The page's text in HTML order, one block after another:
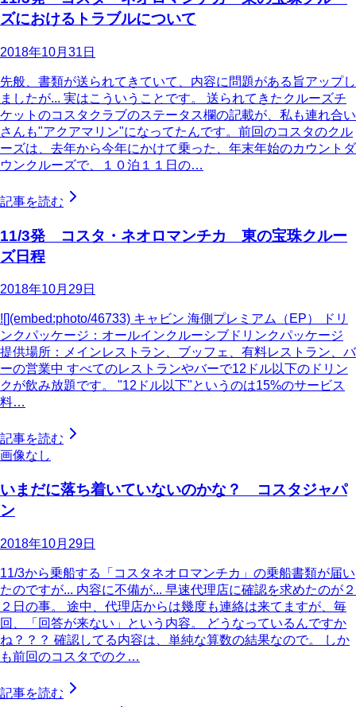
ズにおけるトラブルについて
2018年10月31日
先般、書類が送られてきていて、内容に問題がある旨アップし
ましたが... 実はこういうことです。 送られてきたクルーズチ
ケットのコスタクラブのステータス欄の記載が、私も連れ合い
さんも"アクアマリン"になってたんです。前回のコスタのクル
ーズは、去年から今年にかけて乗った、年末年始のカウントダ
ウンクルーズで、１０泊１１日の…
記事を読む
11/3発 コスタ・ネオロマンチカ 東の宝珠クルー
ズ日程
2018年10月29日
![](embed:photo/46733) キャビン 海側プレミアム（EP） ドリ
ンクパッケージ：オールインクルーシブドリンクパッケージ
提供場所：メインレストラン、ブッフェ、有料レストラン、バ
ーの営業中 すべてのレストランやバーで12ドル以下のドリン
クが飲み放題です。 "12ドル以下"というのは15%のサービス
料…
記事を読む
画像なし
いまだに落ち着いていないのかな？ コスタジャパ
ン
2018年10月29日
11/3から乗船する「コスタネオロマンチカ」の乗船書類が届い
たのですが... 内容に不備が... 早速代理店に確認を求めたのが２
２日の事。 途中、代理店からは幾度も連絡は来てますが、毎
回、「回答が来ない」という内容。 どうなっているんですか
ね？？？ 確認してる内容は、単純な算数の結果なので。 しか
も前回のコスタでのク…
記事を読む